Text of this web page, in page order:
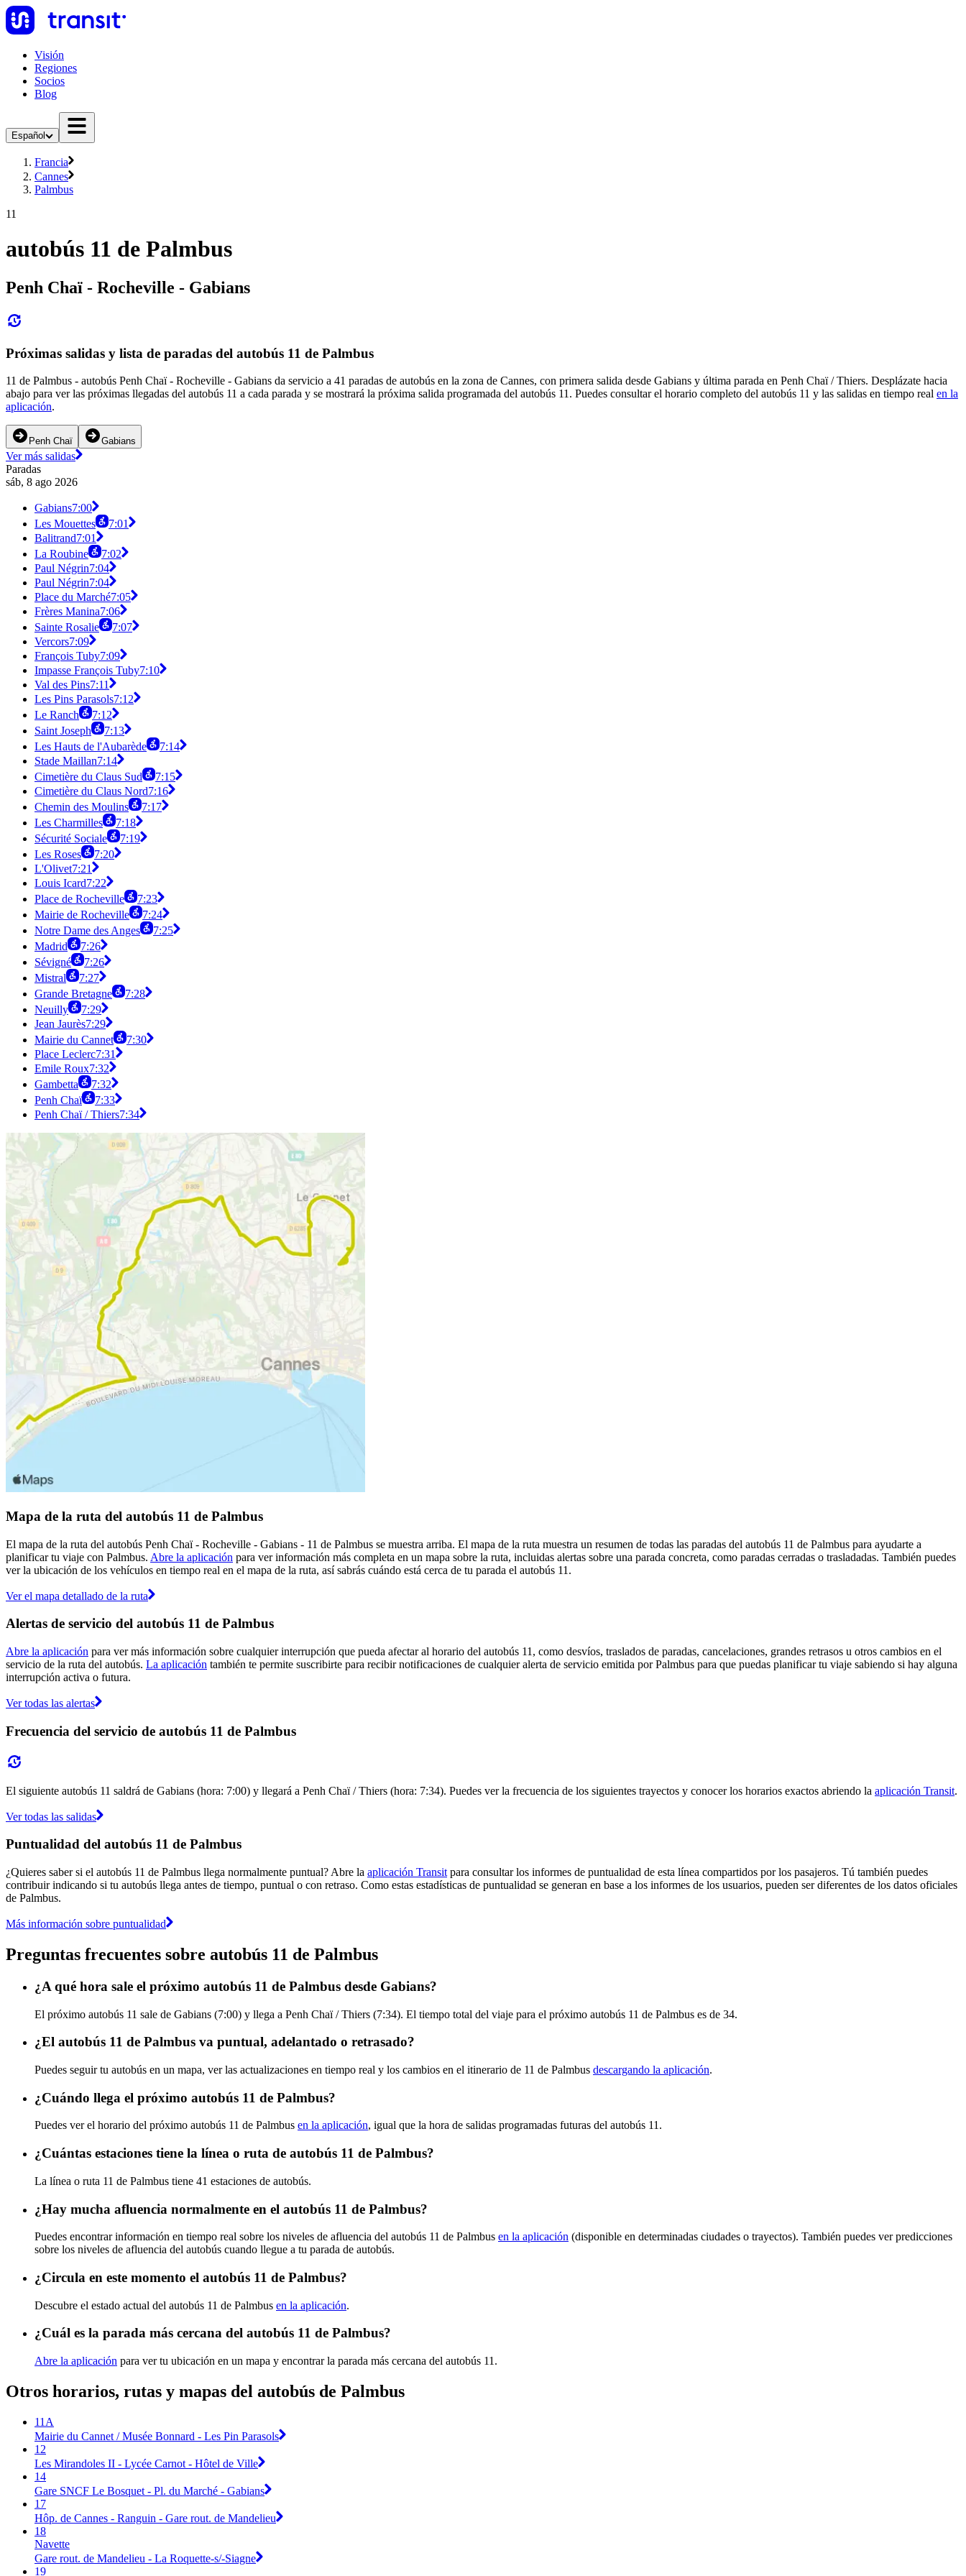
Visión
Regiones
Socios
Blog
Español
Francia
Cannes
Palmbus
11
autobús 11 de Palmbus
Penh Chaï - Rocheville - Gabians
Próximas salidas y lista de paradas del autobús 11 de Palmbus
11 de Palmbus - autobús Penh Chaï - Rocheville - Gabians da servicio a 41 paradas de autobús en la zona de Cannes, con primera salida desde Gabians y última parada en Penh Chaï / Thiers. Desplázate hacia
abajo para ver las próximas llegadas del autobús 11 a cada parada y se mostrará la próxima salida programada del autobús 11. Puedes consultar el horario completo del autobús 11 y las salidas en tiempo real en la
aplicación.
Penh Chaï Gabians
Ver más salidas
Paradas
sáb, 8 ago 2026
Gabians7:00
Les Mouettes
7:01
Balitrand7:01
La Roubine
7:02
Paul Négrin7:04
Paul Négrin7:04
Place du Marché7:05
Frères Manina7:06
Sainte Rosalie
7:07
Vercors7:09
François Tuby7:09
Impasse François Tuby7:10
Val des Pins7:11
Les Pins Parasols7:12
Le Ranch
7:12
Saint Joseph
7:13
Les Hauts de l'Aubarède
7:14
Stade Maillan7:14
Cimetière du Claus Sud
7:15
Cimetière du Claus Nord7:16
Chemin des Moulins
7:17
Les Charmilles
7:18
Sécurité Sociale
7:19
Les Roses
7:20
L'Olivet7:21
Louis Icard7:22
Place de Rocheville
7:23
Mairie de Rocheville
7:24
Notre Dame des Anges
7:25
Madrid
7:26
Sévigné
7:26
Mistral
7:27
Grande Bretagne
7:28
Neuilly
7:29
Jean Jaurès7:29
Mairie du Cannet
7:30
Place Leclerc7:31
Emile Roux7:32
Gambetta
7:32
Penh Chaï
7:33
Penh Chaï / Thiers7:34
Mapa de la ruta del autobús 11 de Palmbus
El mapa de la ruta del autobús Penh Chaï - Rocheville - Gabians - 11 de Palmbus se muestra arriba. El mapa de la ruta muestra un resumen de todas las paradas del autobús 11 de Palmbus para ayudarte a
planificar tu viaje con Palmbus. Abre la aplicación para ver información más completa en un mapa sobre la ruta, incluidas alertas sobre una parada concreta, como paradas cerradas o trasladadas. También puedes
ver la ubicación de los vehículos en tiempo real en el mapa de la ruta, así sabrás cuándo está cerca de tu parada el autobús 11.
Ver el mapa detallado de la ruta
Alertas de servicio del autobús 11 de Palmbus
Abre la aplicación para ver más información sobre cualquier interrupción que pueda afectar al horario del autobús 11, como desvíos, traslados de paradas, cancelaciones, grandes retrasos u otros cambios en el
servicio de la ruta del autobús. La aplicación también te permite suscribirte para recibir notificaciones de cualquier alerta de servicio emitida por Palmbus para que puedas planificar tu viaje sabiendo si hay alguna
interrupción activa o futura.
Ver todas las alertas
Frecuencia del servicio de autobús 11 de Palmbus
El siguiente autobús 11 saldrá de Gabians (hora: 7:00) y llegará a Penh Chaï / Thiers (hora: 7:34). Puedes ver la frecuencia de los siguientes trayectos y conocer los horarios exactos abriendo la aplicación Transit.
Ver todas las salidas
Puntualidad del autobús 11 de Palmbus
¿Quieres saber si el autobús 11 de Palmbus llega normalmente puntual? Abre la aplicación Transit para consultar los informes de puntualidad de esta línea compartidos por los pasajeros. Tú también puedes
contribuir indicando si tu autobús llega antes de tiempo, puntual o con retraso. Como estas estadísticas de puntualidad se generan en base a los informes de los usuarios, pueden ser diferentes de los datos oficiales
de Palmbus.
Más información sobre puntualidad
Preguntas frecuentes sobre autobús 11 de Palmbus
¿A qué hora sale el próximo autobús 11 de Palmbus desde Gabians?
El próximo autobús 11 sale de Gabians (7:00) y llega a Penh Chaï / Thiers (7:34). El tiempo total del viaje para el próximo autobús 11 de Palmbus es de 34.
¿El autobús 11 de Palmbus va puntual, adelantado o retrasado?
Puedes seguir tu autobús en un mapa, ver las actualizaciones en tiempo real y los cambios en el itinerario de 11 de Palmbus descargando la aplicación.
¿Cuándo llega el próximo autobús 11 de Palmbus?
Puedes ver el horario del próximo autobús 11 de Palmbus en la aplicación, igual que la hora de salidas programadas futuras del autobús 11.
¿Cuántas estaciones tiene la línea o ruta de autobús 11 de Palmbus?
La línea o ruta 11 de Palmbus tiene 41 estaciones de autobús.
¿Hay mucha afluencia normalmente en el autobús 11 de Palmbus?
Puedes encontrar información en tiempo real sobre los niveles de afluencia del autobús 11 de Palmbus en la aplicación (disponible en determinadas ciudades o trayectos). También puedes ver predicciones
sobre los niveles de afluencia del autobús cuando llegue a tu parada de autobús.
¿Circula en este momento el autobús 11 de Palmbus?
Descubre el estado actual del autobús 11 de Palmbus en la aplicación.
¿Cuál es la parada más cercana del autobús 11 de Palmbus?
Abre la aplicación para ver tu ubicación en un mapa y encontrar la parada más cercana del autobús 11.
Otros horarios, rutas y mapas del autobús de Palmbus
11A
Mairie du Cannet / Musée Bonnard - Les Pin Parasols
12
Les Mirandoles II - Lycée Carnot - Hôtel de Ville
14
Gare SNCF Le Bosquet - Pl. du Marché - Gabians
17
Hôp. de Cannes - Ranguin - Gare rout. de Mandelieu
18
Navette
Gare rout. de Mandelieu - La Roquette-s/-Siagne
19